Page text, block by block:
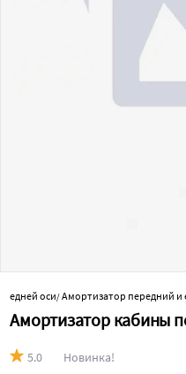
оси/Амортизатор передний и
Амортизатор кабины
5.0 Новинка!